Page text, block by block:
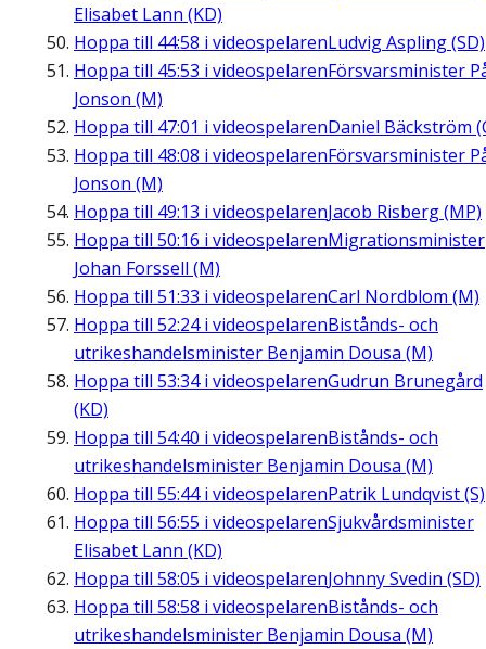
Elisabet Lann (KD)
Hoppa till 44:58 i videospelarenLudvig Aspling (SD)
Hoppa till 45:53 i videospelarenFörsvarsminister
Jonson (M)
Hoppa till 47:01 i videospelarenDaniel Bäckström
Hoppa till 48:08 i videospelarenFörsvarsminister
Jonson (M)
Hoppa till 49:13 i videospelarenJacob Risberg (MP)
Hoppa till 50:16 i videospelarenMigrationsminister
Johan Forssell (M)
Hoppa till 51:33 i videospelarenCarl Nordblom (M)
Hoppa till 52:24i videospelarenBistånds- och
utrikeshandelsminister Benjamin Dousa (M)
Hoppa till 53:34i videospelarenGudrun Brunegård
(KD)
Hoppa till 54:40 i videospelarenBistånds- och
utrikeshandelsminister Benjamin Dousa (M)
Hoppa till 55:44i videospelarenPatrik Lundqvist (S)
Hoppa till 56:55 i videospelarenSjukvårdsminister
Elisabet Lann (KD)
Hoppa till 58:05 i videospelarenJohnny Svedin (SD)
Hoppa till 58:58 i videospelarenBistånds- och
utrikeshandelsminister Benjamin Dousa (M)